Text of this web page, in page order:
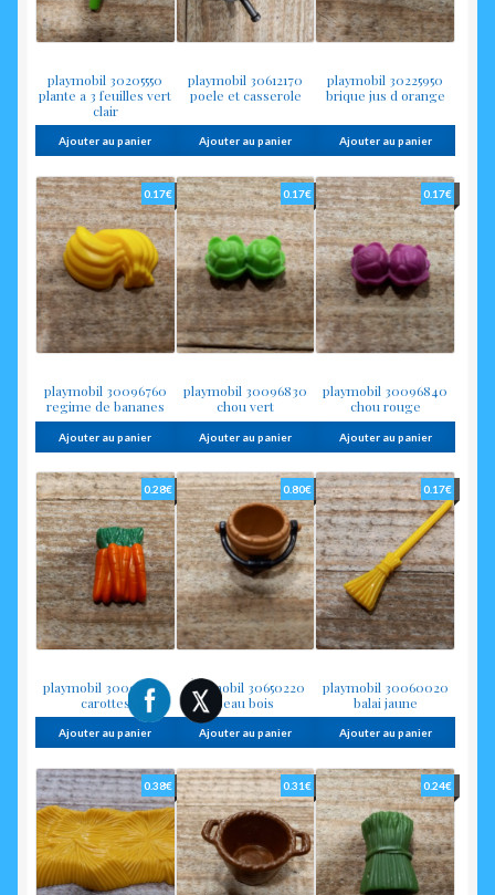
playmobil 30205550
plante a 3 feuilles vert
clair
Ajouter au panier
playmobil 30612170
poele et casserole
Ajouter au panier
playmobil 30225950
brique jus d orange
Ajouter au panier
playmobil 30096760
regime de bananes
0.17€
Ajouter au panier
playmobil 30096830
chou vert
0.17€
Ajouter au panier
playmobil 30096840
chou rouge
0.17€
Ajouter au panier
playmobil 30096780
carottes
0.28€
Ajouter au panier
playmobil 30650220
seau bois
0.80€
Ajouter au panier
playmobil 30060020
balai jaune
0.17€
Ajouter au panier
0.38€ 0.31€ 0.24€